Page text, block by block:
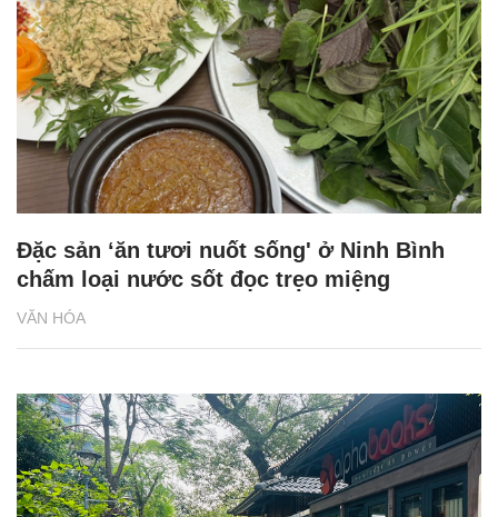
VĂN HÓA
Đặc sản ‘ăn tươi nuốt sống' ở Ninh Bình
chấm loại nước sốt đọc trẹo miệng